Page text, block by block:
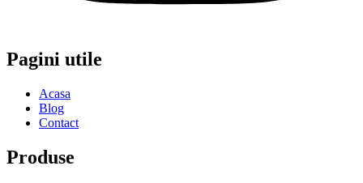
Pagini utile
Acasa
Blog
Contact
Produse